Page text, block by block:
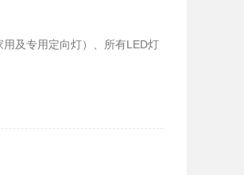
及专用定向灯）、所有LED灯